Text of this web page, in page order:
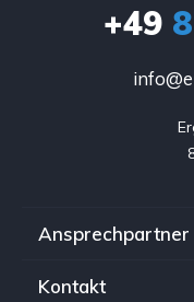
+49
Ansprechpartner
Kontakt